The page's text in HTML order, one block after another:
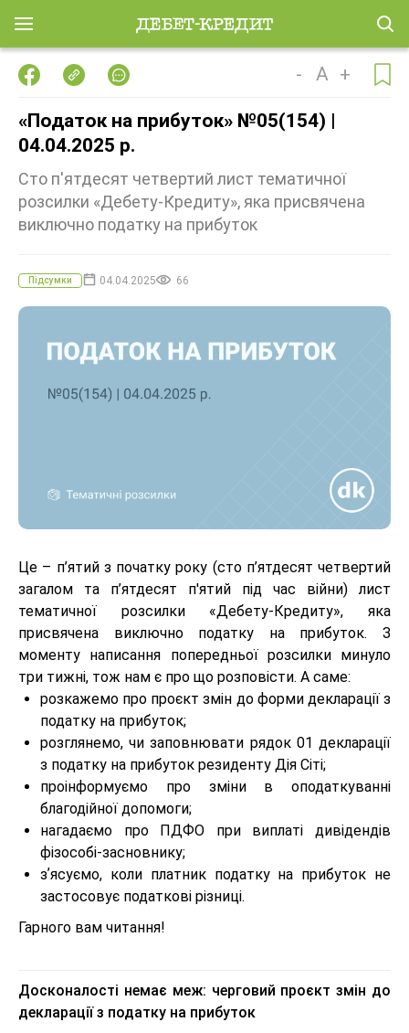
- A +
«Податок на прибуток» №05(154) |
04.04.2025 р.
Сто п'ятдесят четвертий лист тематичної
розсилки «Дебету-Кредиту», яка присвячена
виключно податку на прибуток
Підсумки 04.04.2025 66
Це – п’ятий з початку року (сто п’ятдесят четвертий
загалом та п’ятдесят п'ятий під час війни) лист
тематичної розсилки «Дебету-Кредиту», яка
присвячена виключно податку на прибуток. З
моменту написання попередньої розсилки минуло
три тижні, тож нам є про що розповісти. А саме:
розкажемо про проєкт змін до форми декларації з
податку на прибуток;
розглянемо, чи заповнювати рядок 01 декларації
з податку на прибуток резиденту Дія Сіті;
проінформуємо про зміни в оподаткуванні
благодійної допомоги;
нагадаємо про ПДФО при виплаті дивідендів
фізособі-засновнику;
зʼясуємо, коли платник податку на прибуток не
застосовує податкові різниці.
Гарного вам читання!
Досконалості немає меж: черговий проєкт змін до
декларації з податку на прибуток